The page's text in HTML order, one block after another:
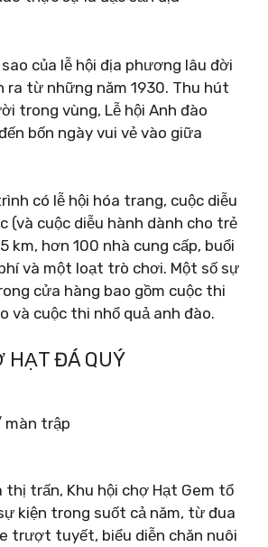
của lễ hội địa phương lâu đời
ra từ những năm 1930. Thu hút
trong vùng, Lễ hội Anh đào
bốn ngày vui vẻ vào giữa
có lễ hội hóa trang, cuộc diễu
(và cuộc diễu hành dành cho trẻ
km, hơn 100 nhà cung cấp, buổi
và một loạt trò chơi. Một số sự
cửa hàng bao gồm cuộc thi
và cuộc thi nhổ quả anh đào.
HẠT ĐÁ QUÝ
màn trập
thị trấn, Khu hội chợ Hạt Gem tổ
kiện trong suốt cả năm, từ đua
trượt tuyết, biểu diễn chăn nuôi